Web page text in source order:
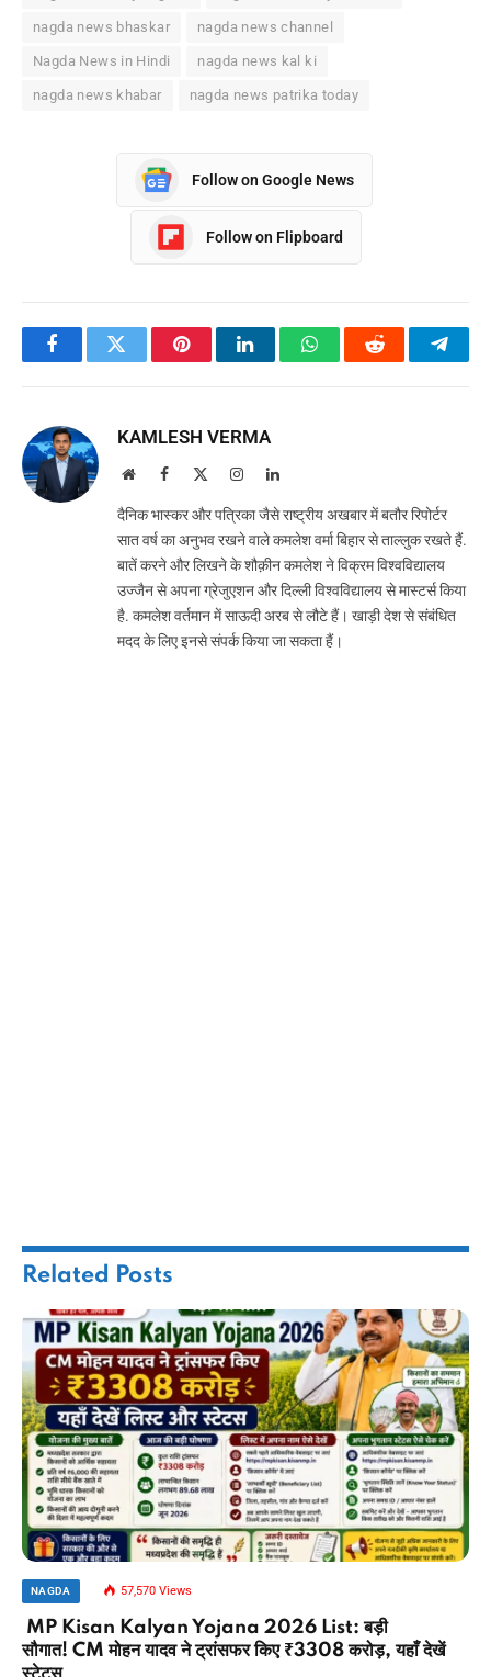
nagda news bhaskar nagda news channel
Nagda News in Hindi nagda news kal ki
nagda news khabar nagda news patrika today
Follow on Google News
Follow on Flipboard
FacebookTwitter PinterestLinkedInWhatsAppReddit
KAMLESH VERMA
WebsiteFacebook InstagramLinkedIn
दैनिक भास्कर और पत्रिका जैसे राष्ट्रीय अखबार में बतौर रिपोर्टर
सात वर्ष का अनुभव रखने वाले कमलेश वर्मा बिहार से ताल्लुक रखते हैं.
बातें करने और लिखने के शौक़ीन कमलेश ने विक्रम विश्वविद्यालय
उज्जैन से अपना ग्रेजुएशन और दिल्ली विश्वविद्यालय से मास्टर्स किया
है. कमलेश वर्तमान में साऊदी अरब से लौटे हैं। खाड़ी देश से संबंधित
मदद के लिए इनसे संपर्क किया जा सकता हैं।
Related Posts
NAGDA 57,570 Views
MP Kisan Kalyan Yojana 2026 List: बड़ी
सौगात! CM मोहन यादव ने ट्रांसफर किए ₹3308 करोड़, यहाँ देखें